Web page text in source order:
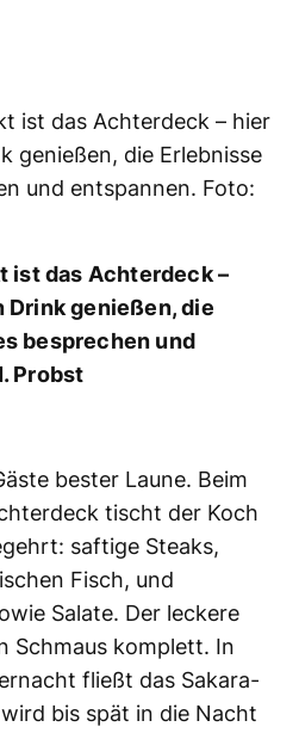
ist das Achterdeck –
Drink genießen, die
besprechen und
Probst
bester Laune. Beim
tischt der Koch
saftige Steaks,
Fisch, und
Salate. Der leckere
Schmaus komplett. In
fließt das Sakara-
bis spät in die Nacht